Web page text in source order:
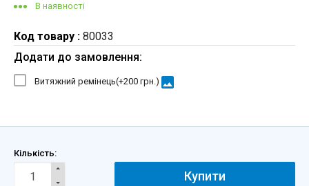
В наявності
Код товару : 80033
Додати до замовлення:
Витяжний ремінець(+200 грн.) image
Кількість:
Купити